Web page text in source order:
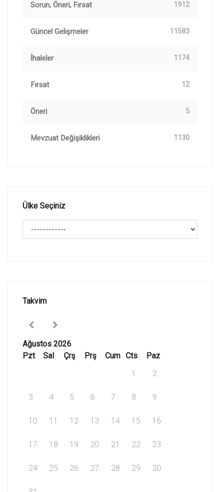
Sorun, Öneri, Fırsat 1912
Güncel Gelişmeler 11583
İhaleler 1174
Fırsat 12
Öneri 5
Mevzuat Değişiklikleri 1130
Ülke Seçiniz
Takvim
Ağustos 2026
Pzt
Sal Çrş Prş Cum Cts
Paz
1
2
3 4 5 6 7 8 9
10 11 12 13 14 15 16
17 18 19 20 21 22 23
24 25 26 27 28 29 30